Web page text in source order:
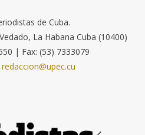
de Cuba.
La Habana Cuba (10400)
| Fax: (53) 7333079
redaccion@upec.cu